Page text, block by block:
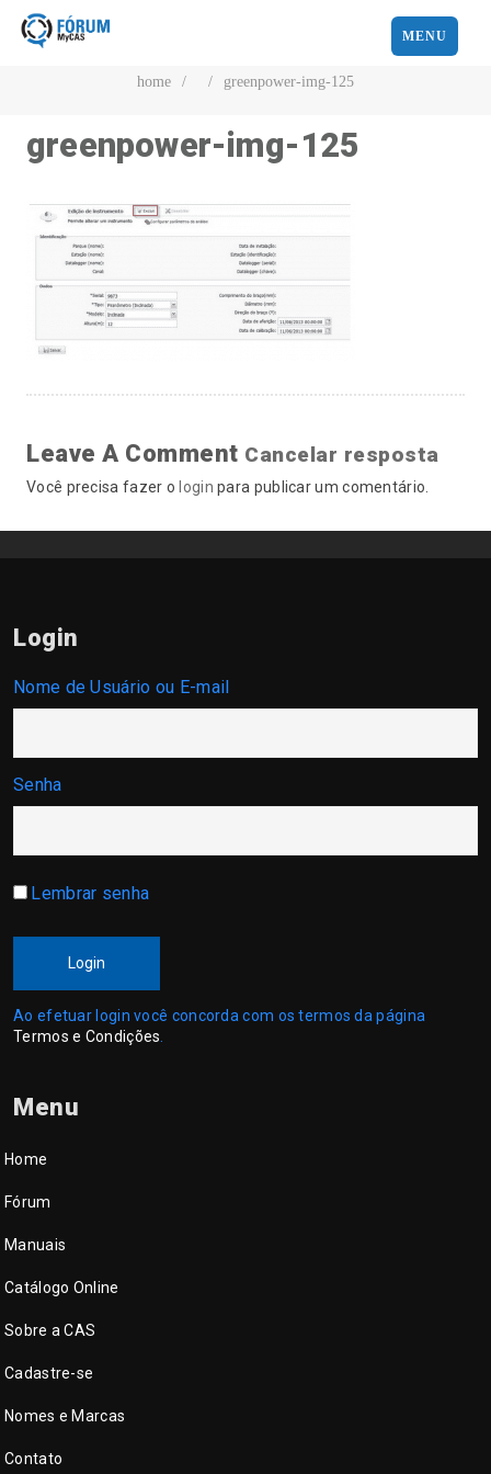
MENU
home / / greenpower-img-125
greenpower-img-125
Leave A Comment Cancelar resposta
Você precisa fazer o login para publicar um comentário.
Login
Nome de Usuário ou E-mail
Senha
Lembrar senha
Login
Ao efetuar login você concorda com os termos da página
Termos e Condições
Menu
Home
Fórum
Manuais
Catálogo Online
Sobre a CAS
Cadastre-se
Nomes e Marcas
Contato